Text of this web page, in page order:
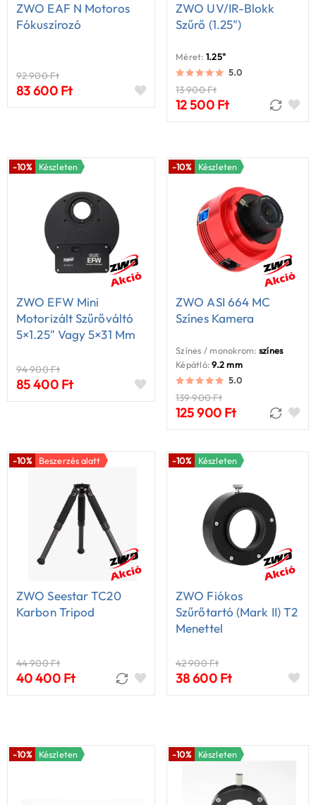
ZWO EAF N Motoros
Fókuszírozó
92 900 Ft
83 600 Ft
ZWO UV/IR-Blokk
Szűrő (1.25")
Méret: 1.25"
5.0
13 900 Ft
12 500 Ft
-10% Készleten
ZWO EFW Mini
Motorizált Szűrőváltó
5×1.25" Vagy 5×31 Mm
94 900 Ft
85 400 Ft
-10% Készleten
ZWO ASI 664 MC
Színes Kamera
Színes / monokrom: színes
Képátló: 9.2 mm
5.0
139 900 Ft
125 900 Ft
-10% Beszerzés alatt
ZWO Seestar TC20
Karbon Tripod
44 900 Ft
40 400 Ft
-10% Készleten
ZWO Fiókos
Szűrőtartó (Mark II) T2
Menettel
42 900 Ft
38 600 Ft
-10% Készleten -10% Készleten